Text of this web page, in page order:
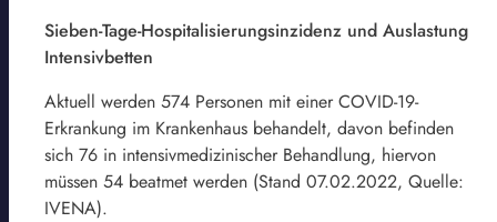
Sieben-Tage-Hospitalisierungsinzidenz und Auslastung
Intensivbetten
Aktuell werden 574 Personen mit einer COVID-19-
Erkrankung im Krankenhaus behandelt, davon befinden
sich 76 in intensivmedizinischer Behandlung, hiervon
müssen 54 beatmet werden (Stand 07.02.2022, Quelle:
IVENA).